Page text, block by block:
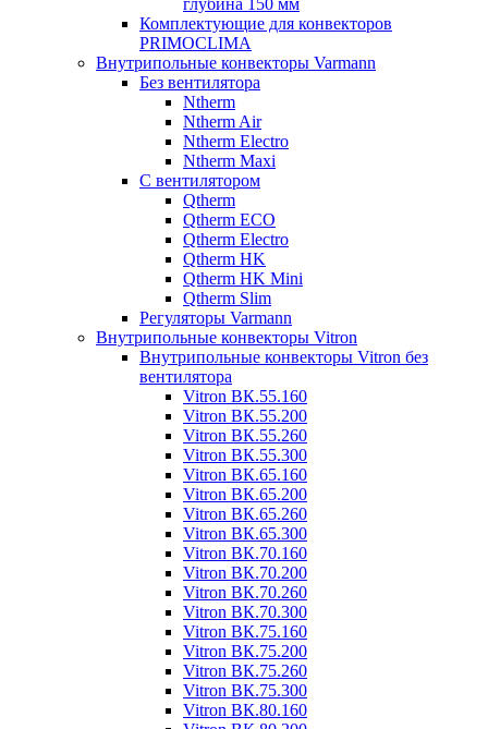
глубина 150 мм
Комплектующие для конвекторов
PRIMOCLIMA
Внутрипольные конвекторы Varmann
Без вентилятора
Ntherm
Ntherm Air
Ntherm Electro
Ntherm Maxi
С вентилятором
Qtherm
Qtherm ECO
Qtherm Electro
Qtherm HK
Qtherm HK Mini
Qtherm Slim
Регуляторы Varmann
Внутрипольные конвекторы Vitron
Внутрипольные конвекторы Vitron без
вентилятора
Vitron ВК.55.160
Vitron ВК.55.200
Vitron ВК.55.260
Vitron ВК.55.300
Vitron ВК.65.160
Vitron ВК.65.200
Vitron ВК.65.260
Vitron ВК.65.300
Vitron ВК.70.160
Vitron ВК.70.200
Vitron ВК.70.260
Vitron ВК.70.300
Vitron ВК.75.160
Vitron ВК.75.200
Vitron ВК.75.260
Vitron ВК.75.300
Vitron ВК.80.160